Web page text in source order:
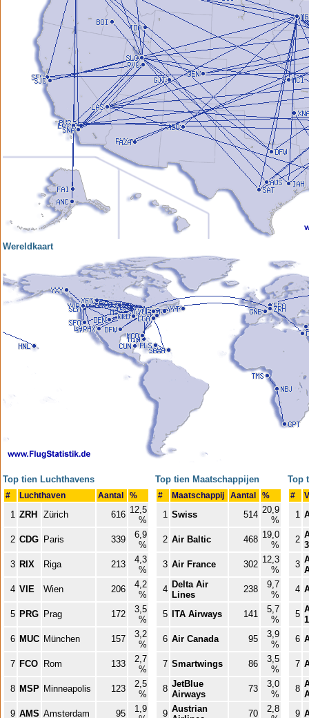
Wereldkaart
Top tien Luchthavens
# Luchthaven Aantal %
1 ZRH Zürich 616 12,5
%
2 CDG Paris 339
6,9
%
3 RIX Riga 213
4,3
%
4 VIE Wien 206
4,2
%
5 PRG Prag 172
3,5
%
6 MUC München 157
3,2
%
7 FCO Rom 133
2,7
%
8 MSP Minneapolis 123
2,5
%
9 AMS Amsterdam 95
1,9
Top tien Maatschappijen
# Maatschappij Aantal %
1 Swiss 514 20,9
%
2 Air Baltic 468 19,0
%
3 Air France 302 12,3
%
4 Delta Air
Lines
238
9,7
%
5
ITA Airways 141
5,7
%
6 Air Canada 95
3,9
%
7 Smartwings 86
3,5
%
8 JetBlue
Airways
73
3,0
%
9 Austrian
70
2,8
Top
#
1
2
3
4
5
6
7
8
9